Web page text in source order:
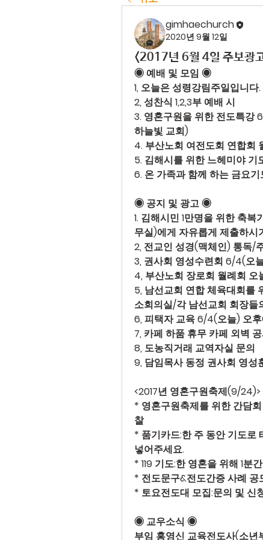
gimhaechurch
2020년 9월 12일
<2017년 6월 4일 주보광
◉ 예배 및 모임 ◉
1, 오늘은 성령강림주일입니다.
2, 성찬식 1,2,3부 예배 시
3. 영혼구원을 위한 전도특강
하늘빛 교회)
4. 부산노회 여전도회 연합회
5. 김해시를 위한 느헤미야 기
6. 온 가족과 함께 하는 금요기
◉ 공지 및 광고 ◉
1. 김해시민 1만명을 위한 축복
무실)에게 자유롭게 제출하시
2, 전교인 성경(맥체인) 통독/
3, 권사회 영성수련회 6/4(오
4, 부산노회 장로회 월례회 오
5, 남선교회 연합 체육대회를
소회의실/각 남선교회 회장들
6, 피택자 교육 6/4(오늘) 오
7, 카페 하품 휴무 카페 외벽
8, 도농직거래 교역자실 문의
9, 담임목사 동정 권사회 영성
<2017년 영혼구원축제(9/24)>
* 영혼구원축제를 위한 간담회
찰
* 품기카드:한 주 동안 기도로
넣어주세요.
* 119 기도:한 영혼을 위해 1분
* 전도문구&전도간증 사례 공
* 토요전도대 모집:문의 및 신
◉ 교우소식 ◉
부임 홍영신 교육전도사(소년